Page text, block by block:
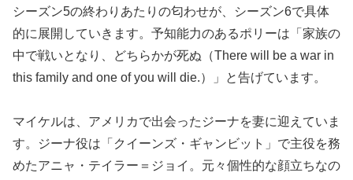
シーズン5の終わりあたりの匂わせが、シーズン6で具体
的に展開していきます。予知能力のあるポリーは「家族の
中で戦いとなり、どちらかが死ぬ（There will be a war in
this family and one of you will die.）」と告げています。
マイケルは、アメリカで出会ったジーナを妻に迎えていま
す。ジーナ役は「クイーンズ・ギャンビット」で主役を務
めたアニャ・テイラー＝ジョイ。元々個性的な顔立ちなの